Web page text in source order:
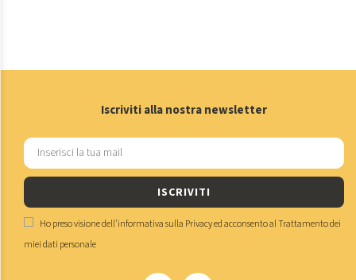
Iscriviti alla nostra newsletter
ISCRIVITI
Ho preso visione dell'informativa sulla Privacyed acconsento alTrattamento dei
miei dati personale